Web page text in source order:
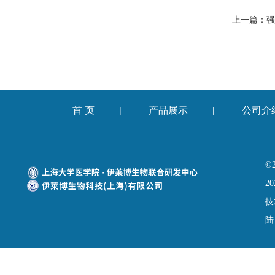
上一篇： 强
首 页 | 产品展示 | 公司介
陆